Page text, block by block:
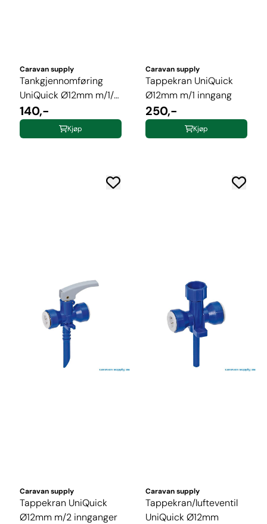
Caravan supply
Tankgjennomføring
UniQuick Ø12mm m/1/2"
mutter ...
140,-
Kjøp
Caravan supply
Tappekran UniQuick
Ø12mm m/1 inngang
250,-
Kjøp
Caravan supply
Tappekran UniQuick
Ø12mm m/2 innganger
Caravan supply
Tappekran/lufteventil
UniQuick Ø12mm